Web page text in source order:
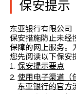
保安提示
东亚银行有限公司
保安措施防止未经
保障的网上服务。
您先阅读以下保安
保安提示要点
使用电子渠道（
东亚银行的官方